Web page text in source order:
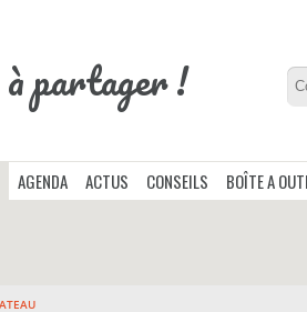
partager !
AGENDA ACTUS CONSEILS BOÎTE A